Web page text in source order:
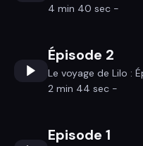
4 min 40 sec -
Épisode 2
Le voyage de Lilo :
2 min 44 sec -
Episode 1